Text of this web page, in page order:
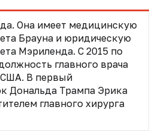
Она имеет медицинскую
Брауна и юридическую
Мэриленда. С 2015 по
главного врача
В первый
Дональда Трампа Эрика
главного хирурга